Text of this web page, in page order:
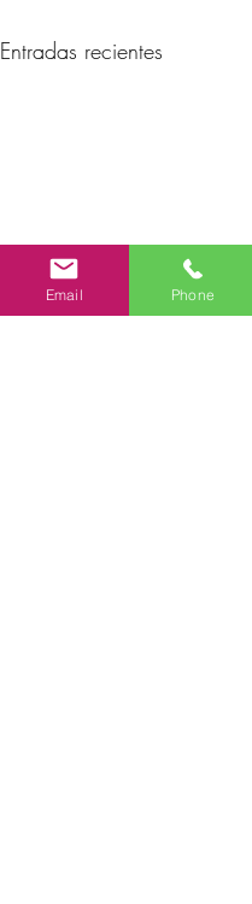
Entradas recientes
Email Phone